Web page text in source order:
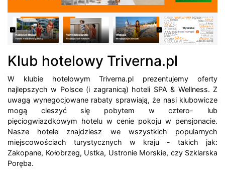
Klub hotelowy Triverna.pl
W klubie hotelowym Triverna.pl prezentujemy oferty
najlepszych w Polsce (i zagranicą) hoteli SPA & Wellness. Z
uwagą wynegocjowane rabaty sprawiają, że nasi klubowicze
mogą cieszyć się pobytem w cztero- lub
pięciogwiazdkowym hotelu w cenie pokoju w pensjonacie.
Nasze hotele znajdziesz we wszystkich popularnych
miejscowościach turystycznych w kraju - takich jak:
Zakopane, Kołobrzeg, Ustka, Ustronie Morskie, czy Szklarska
Poręba.